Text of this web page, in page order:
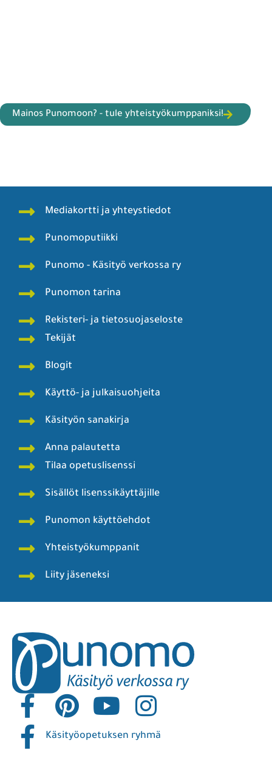
Mainos Punomoon? - tule yhteistyökumppaniksi!
Mediakortti ja yhteystiedot
Punomoputiikki
Punomo - Käsityö verkossa ry
Punomon tarina
Rekisteri- ja tietosuojaseloste
Tekijät
Blogit
Käyttö- ja julkaisuohjeita
Käsityön sanakirja
Anna palautetta
Tilaa opetuslisenssi
Sisällöt lisenssikäyttäjille
Punomon käyttöehdot
Yhteistyökumppanit
Liity jäseneksi
Käsityöopetuksen ryhmä